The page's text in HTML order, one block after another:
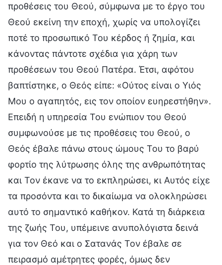
προθέσεις του Θεού, σύμφωνα με το έργο του
Θεού εκείνη την εποχή, χωρίς να υπολογίζει
ποτέ το προσωπικό Του κέρδος ή ζημία, και
κάνοντας πάντοτε σχέδια για χάρη των
προθέσεων του Θεού Πατέρα. Έτσι, αφότου
βαπτίστηκε, ο Θεός είπε: «Ούτος είναι ο Υιός
Μου ο αγαπητός, εις τον οποίον ευηρεστήθην».
Επειδή η υπηρεσία Του ενώπιον του Θεού
συμφωνούσε με τις προθέσεις του Θεού, ο
Θεός έβαλε πάνω στους ώμους Του το βαρύ
φορτίο της λύτρωσης όλης της ανθρωπότητας
και Τον έκανε να το εκπληρώσει, κι Αυτός είχε
τα προσόντα και το δικαίωμα να ολοκληρώσει
αυτό το σημαντικό καθήκον. Κατά τη διάρκεια
της ζωής Του, υπέμεινε ανυπολόγιστα δεινά
για τον Θεό και ο Σατανάς Τον έβαλε σε
πειρασμό αμέτρητες φορές, όμως δεν